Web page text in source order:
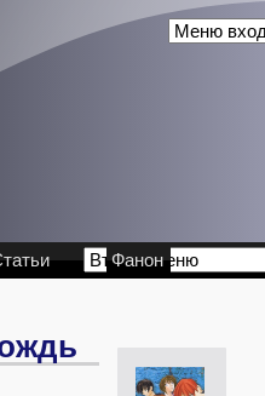
Фанон